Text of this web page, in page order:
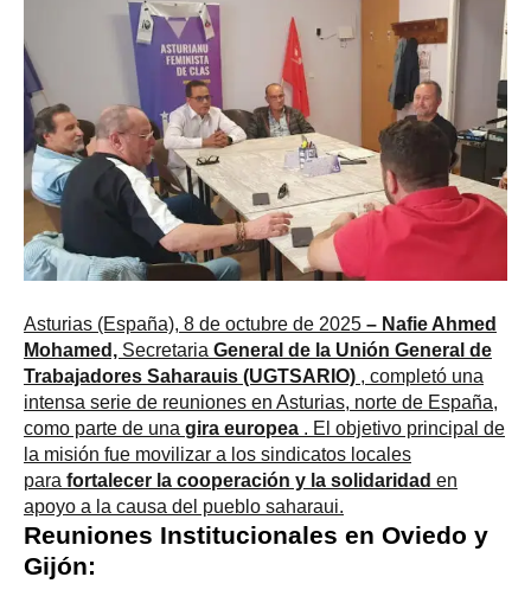
Asturias (España), 8 de octubre de 2025 – Nafie Ahmed
Mohamed, Secretaria General de la Unión General de
Trabajadores Saharauis (UGTSARIO) , completó una
intensa serie de reuniones en Asturias, norte de España,
como parte de una gira europea . El objetivo principal de
la misión fue movilizar a los sindicatos locales
para fortalecer la cooperación y la solidaridad en
apoyo a la causa del pueblo saharaui.
Reuniones Institucionales en Oviedo y
Gijón: